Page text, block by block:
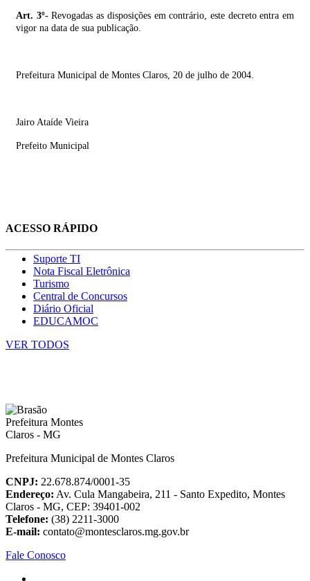
Art. 3º-Revogadas as disposições em contrário, este decreto entra em
vigor na data de sua publicação.
Prefeitura Municipal de Montes Claros, 20 de julho de 2004.
Jairo Ataíde Vieira
Prefeito Municipal
ACESSO RÁPIDO
Suporte TI
Nota Fiscal Eletrônica
Turismo
Central de Concursos
Diário Oficial
EDUCAMOC
VER TODOS
Prefeitura Municipal de Montes Claros
CNPJ: 22.678.874/0001-35
Endereço: Av. Cula Mangabeira, 211 - Santo Expedito, Montes
Claros - MG, CEP: 39401-002
Telefone: (38) 2211-3000
E-mail: contato@montesclaros.mg.gov.br
Fale Conosco